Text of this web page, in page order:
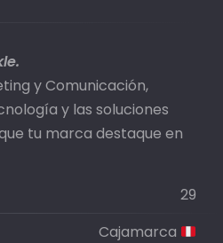
y Comunicación,
y las soluciones
tu marca destaque en
29
Cajamarca